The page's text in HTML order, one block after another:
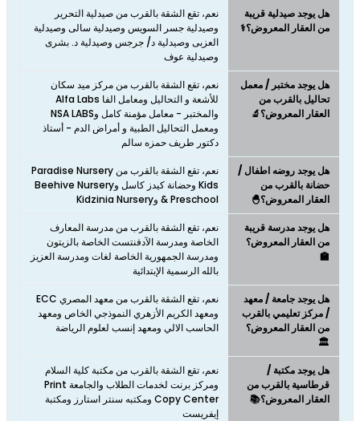
هل يوجد صيدلية قريبة
من العقار المعروض؟⚕️
نعم، تقع الشقة بالقرب من صيدلية التحرير
وصيدلية جسر السويس وصيدلية سالى وصيدلية
العزبى وصيدلية د/ جرجس وصيدلية د. بشرى
وصيدلية عوف
هل يوجد مختبر / معمل
تحاليل بالقرب من
العقار المعروض؟🔬
نعم، تقع الشقة بالقرب من مركز ميد سكان
للأشعة و التحاليل ومعامل الفا Alfa Labs
والمختبر - معامل مؤمنة كامل وNSA LABS
ومعمل التحاليل الطبية و أمراض الدم - أستاذ
دكتور طريف حمزه سالم
هل يوجد روضه اطفال /
حضانة بالقرب من
العقار المعروض؟🐣
نعم، تقع الشقة بالقرب من Paradise Nursery
Kids وحضانة كيدز كاسل وBeehive Nursery
& Preschool وKidzinia Nursery
هل يوجد مدرسة قريبة
من العقار المعروض؟
🏫
نعم، تقع الشقة بالقرب من مدرسة المعارف
الخاصة ومدرسة الآدفنتست الخاصة بالزيتون
ومدرسة الجمهورية الخاصة لغات ومدرسة العزيز
بالله الرسمية الإبتدائية
هل يوجد جامعة / معهد
/ مركز تعليمي بالقرب
من العقار المعروض؟
🏛️
نعم، تقع الشقة بالقرب من معهد المصري ECC
ومعهد الكريم الأزهري النموذجي الخاص ومعهد
الحاسب الالي ومعهد إنسب لعلوم الرياضة
هل يوجد مكتبة /
قرطاسية بالقرب من
العقار المعروض؟📚
نعم، تقع الشقة بالقرب من مكتبة كلية السلام
ومركز برنت لخدمات الطلاب والجامعة Print
Copy Center ومكتبه سنتر استارز ومكتبة
إيفريست